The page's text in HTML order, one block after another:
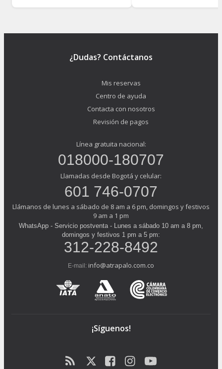
¿Dudas? Contáctanos
Mis reservas
Centro de ayuda
Contacta con nosotros
Revisión de pagos
Línea gratuita nacional:
018000-180707
Llamadas desde Bogotá y celular:
601 746-0707
Llámanos de lunes a sábado de 8 am a 6 pm, domingos y festivos
9 am a 1 pm
WhatsApp - Servicio postventa - Lunes a sábado 10 am a 8 pm,
domingos y festivos 1 pm a 5 pm:
312-228-8492
E-mail: info@atrapalo.com.co
¡Síguenos!